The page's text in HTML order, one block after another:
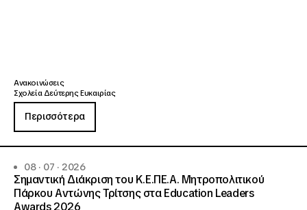
Ανακοινώσεις
Σχολεία Δεύτερης Ευκαιρίας
Περισσότερα
08 · 07 · 2026
Σημαντική Διάκριση του Κ.Ε.ΠΕ.Α. Μητροπολιτικού
Πάρκου Αντώνης Τρίτσης στα Education Leaders
Awards 2026